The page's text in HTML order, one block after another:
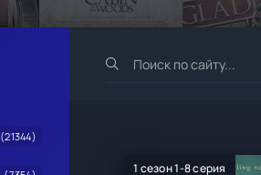
(21344)
1 сезон 1-8 серия